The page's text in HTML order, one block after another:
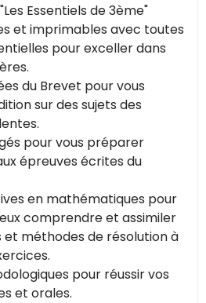
Essentiels de 3ème"
et imprimables avec toutes
pour exceller dans
du Brevet pour vous
sur des sujets des
pour vous préparer
épreuves écrites du
en mathématiques pour
comprendre et assimiler
et méthodes de résolution à
pour réussir vos
et orales.